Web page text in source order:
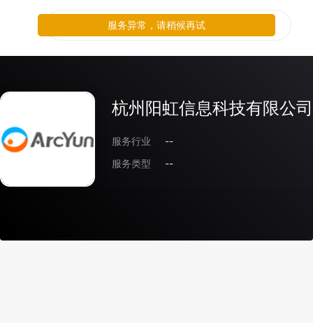
杭州阳虹信息科技有限公司
服务行业
--
服务类型
--
服务异常，请稍候再试